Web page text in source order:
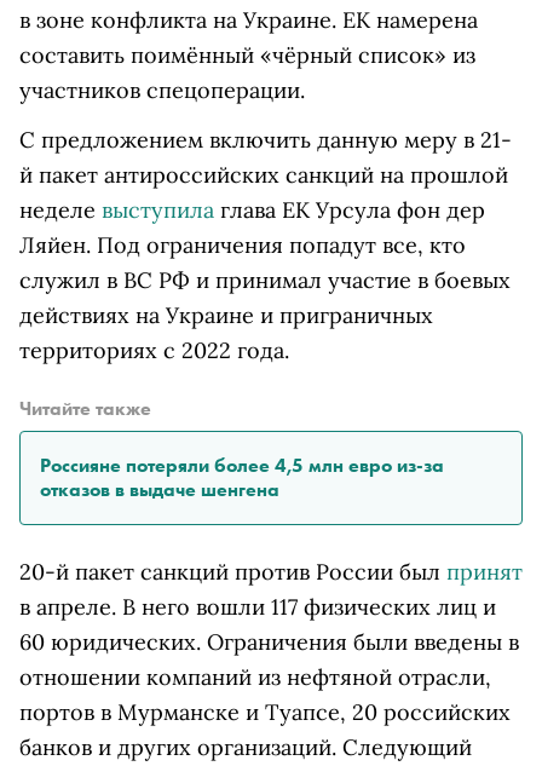
в зоне конфликта на Украине. ЕК намерена
составить поимённый «чёрный список» из
участников спецоперации.
С предложением включить данную меру в 21-
й пакет антироссийских санкций на прошлой
неделе выступила глава ЕК Урсула фон дер
Ляйен. Под ограничения попадут все, кто
служил в ВС РФ и принимал участие в боевых
действиях на Украине и приграничных
территориях с 2022 года.
Читайте также
Россияне потеряли более 4,5 млн евро из-за
отказов в выдаче шенгена
20-й пакет санкций против России был принят
в апреле. В него вошли 117 физических лиц и
60 юридических. Ограничения были введены в
отношении компаний из нефтяной отрасли,
портов в Мурманске и Туапсе, 20 российских
банков и других организаций. Следующий